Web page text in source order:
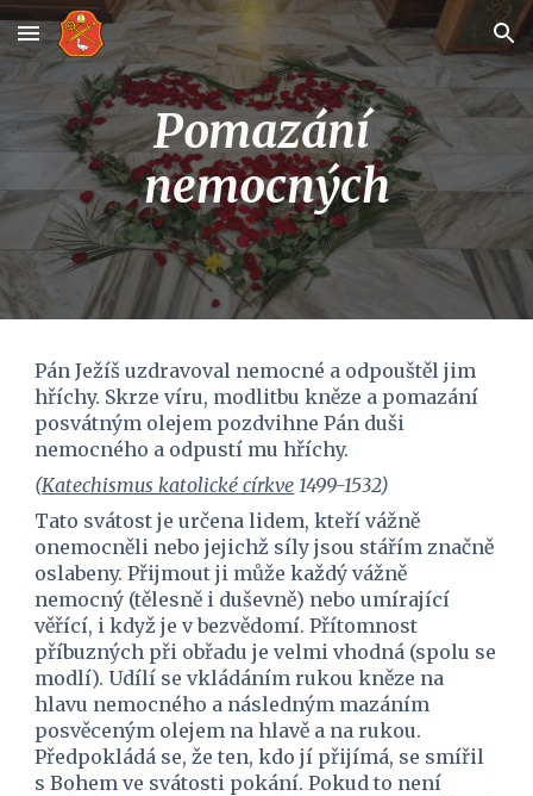
Skip to main content Skip to navigation
Pomazání
nemocných
Pán Ježíš uzdravoval nemocné a odpouštěl jim
hříchy. Skrze víru, modlitbu kněze a pomazání
posvátným olejem pozdvihne Pán duši
nemocného a odpustí mu hříchy.
(Katechismus katolické církve 1499-1532)
Tato svátost je určena lidem, kteří vážně
onemocněli nebo jejichž síly jsou stářím značně
oslabeny. Přijmout ji může každý vážně
nemocný (tělesně i duševně) nebo umírající
věřící, i když je v bezvědomí. Přítomnost
příbuzných při obřadu je velmi vhodná (spolu se
modlí). Udílí se vkládáním rukou kněze na
hlavu nemocného a následným mazáním
posvěceným olejem na hlavě a na rukou.
Předpokládá se, že ten, kdo jí přijímá, se smířil
s Bohem ve svátosti pokání. Pokud to není